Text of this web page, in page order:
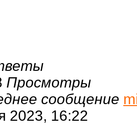
Просмотры
сообщение
2023, 16:22